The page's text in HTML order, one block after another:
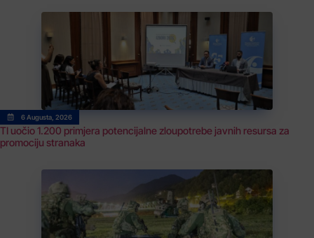
6 Augusta, 2026
TI uočio 1.200 primjera potencijalne zloupotrebe javnih resursa za
promociju stranaka